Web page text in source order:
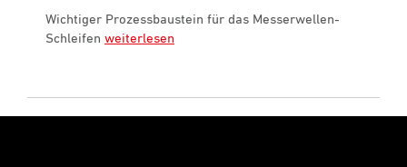
Wichtiger Prozessbaustein für das Messerwellen-
Schleifen weiterlesen